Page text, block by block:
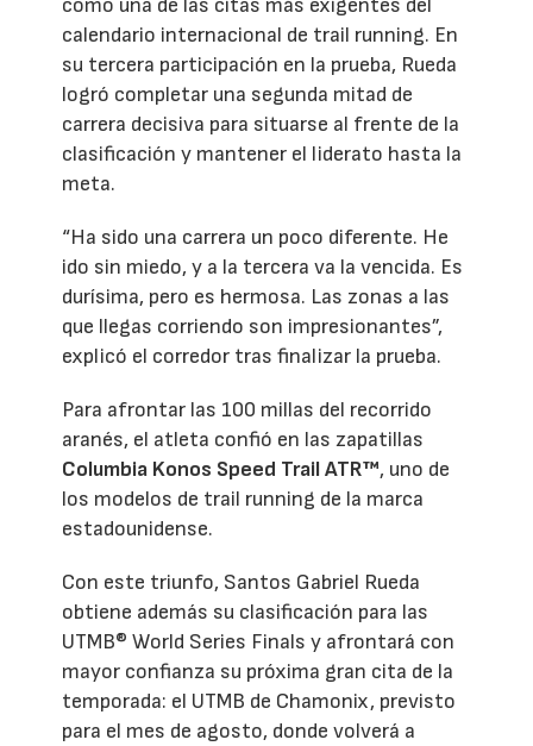
como una de las citas más exigentes del
calendario internacional de trail running. En
su tercera participación en la prueba, Rueda
logró completar una segunda mitad de
carrera decisiva para situarse al frente de la
clasificación y mantener el liderato hasta la
meta.
“Ha sido una carrera un poco diferente. He
ido sin miedo, y a la tercera va la vencida. Es
durísima, pero es hermosa. Las zonas a las
que llegas corriendo son impresionantes”,
explicó el corredor tras finalizar la prueba.
Para afrontar las 100 millas del recorrido
aranés, el atleta confió en las zapatillas
Columbia Konos Speed Trail ATR™, uno de
los modelos de trail running de la marca
estadounidense.
Con este triunfo, Santos Gabriel Rueda
obtiene además su clasificación para las
UTMB® World Series Finals y afrontará con
mayor confianza su próxima gran cita de la
temporada: el UTMB de Chamonix, previsto
para el mes de agosto, donde volverá a